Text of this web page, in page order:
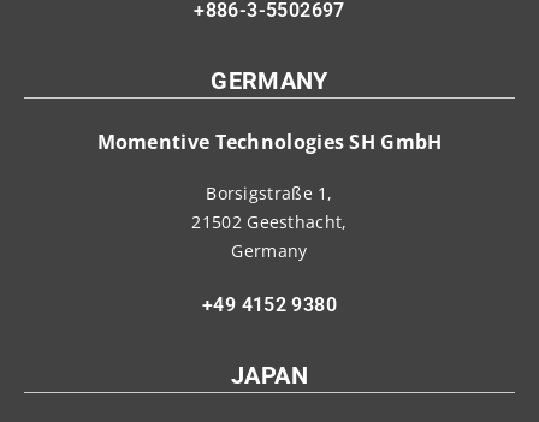
+886-3-5502697
GERMANY
Momentive Technologies SH GmbH
Borsigstraße 1,
21502 Geesthacht,
Germany
+49 4152 9380
JAPAN